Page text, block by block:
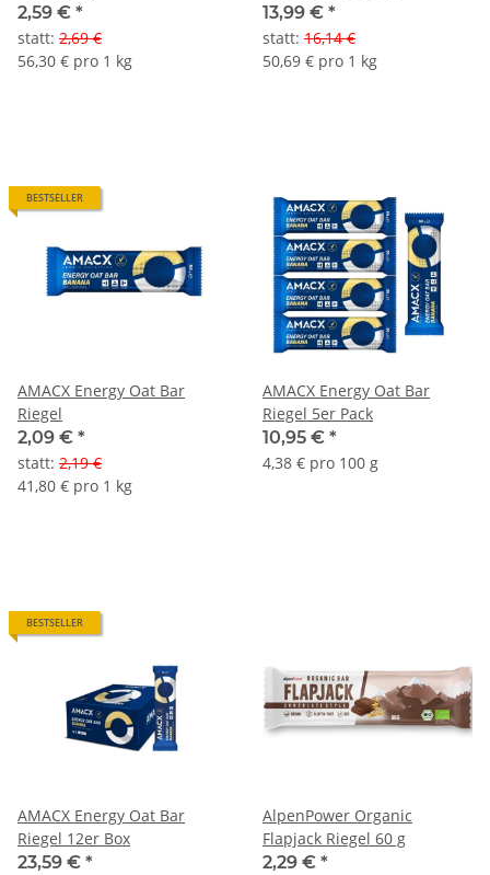
2,59 € *
statt: 2,69 €
56,30 € pro 1 kg
13,99 € *
statt: 16,14 €
50,69 € pro 1 kg
BESTSELLER
AMACX Energy Oat Bar
Riegel
2,09 € *
statt: 2,19 €
41,80 € pro 1 kg
AMACX Energy Oat Bar
Riegel 5er Pack
10,95 € *
4,38 € pro 100 g
BESTSELLER
AMACX Energy Oat Bar
Riegel 12er Box
23,59 € *
AlpenPower Organic
Flapjack Riegel 60 g
2,29 € *